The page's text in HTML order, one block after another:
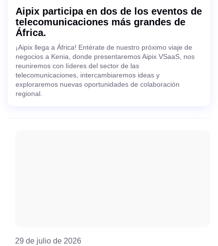
Aipix participa en dos de los eventos de
telecomunicaciones más grandes de
África.
¡Aipix llega a África! Entérate de nuestro próximo viaje de
negocios a Kenia, donde presentaremos Aipix VSaaS, nos
reuniremos con líderes del sector de las
telecomunicaciones, intercambiaremos ideas y
exploraremos nuevas oportunidades de colaboración
regional.
29 de julio de 2026